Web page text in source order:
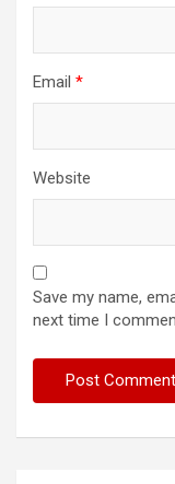
Email *
Website
Save my name,
next time I